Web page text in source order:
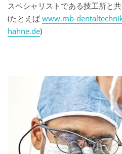
スペシャリストである技工所と
(たとえばwww.mb-
hahne.de)